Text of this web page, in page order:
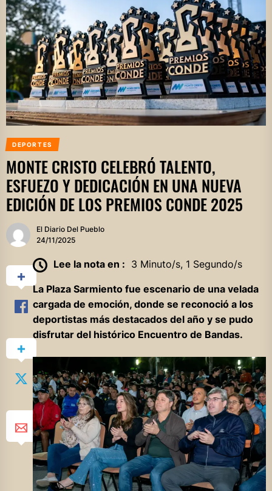
DEPORTES
MONTE CRISTO CELEBRÓ TALENTO,
ESFUEZO Y DEDICACIÓN EN UNA NUEVA
EDICIÓN DE LOS PREMIOS CONDE 2025
El Diario Del Pueblo
24/11/2025
Lee la nota en : 3 Minuto/s, 1 Segundo/s
La Plaza Sarmiento fue escenario de una velada
cargada de emoción, donde se reconoció a los
deportistas más destacados del año y se pudo
disfrutar del histórico Encuentro de Bandas.